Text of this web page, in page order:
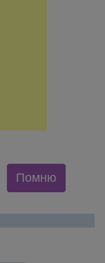
Помню